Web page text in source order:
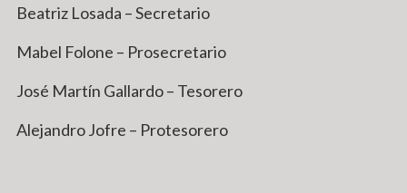
Beatriz Losada – Secretario
Mabel Folone – Prosecretario
José Martín Gallardo – Tesorero
Alejandro Jofre – Protesorero